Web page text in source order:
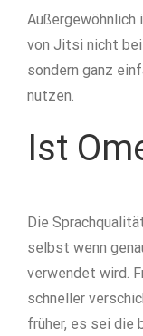
von Jitsi nicht
sondern ganz
nutzen.
Ist
Die
selbst wenn
verwendet wird.
schneller
früher, es sei die